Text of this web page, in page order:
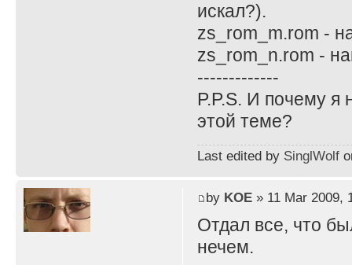
искал?).
zs_rom_m.rom -
zs_rom_n.rom -
-------------
P.P.S. И почему я
этой теме?
Last edited by SinglWolf
by KOE» 11 Mar 2009,
Отдал все, что
нечем.